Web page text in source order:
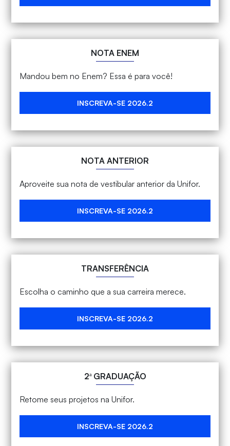
NOTA ENEM
Mandou bem no Enem? Essa é para você!
INSCREVA-SE 2026.2
NOTA ANTERIOR
Aproveite sua nota de vestibular anterior da Unifor.
INSCREVA-SE 2026.2
TRANSFERÊNCIA
Escolha o caminho que a sua carreira merece.
INSCREVA-SE 2026.2
2ª GRADUAÇÃO
Retome seus projetos na Unifor.
INSCREVA-SE 2026.2